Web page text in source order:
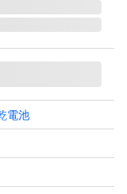
電池